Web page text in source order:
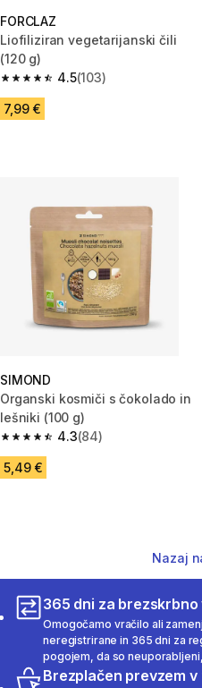
FORCLAZ
Liofiliziran vegetarijanski čili
(120 g)
4.5
4.5 od 5 zvezdic from 103 ocene
(103)
7,99 €
SIMOND
Organski kosmiči s čokolado in
lešniki (100 g)
4.3
4.3 od 5 zvezdic from 84 ocene
(84)
5,49 €
Nazaj
365 dni za brezskrbno
Omogočamo vračilo ali
neregistrirane in 365 dni za
pogojem, da so
Brezplačen prevzem